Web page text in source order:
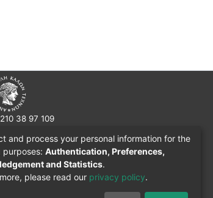
38 97 109
42, Τ.Κ. 10682, Αθήνα
and process your personal information for the
purposes: Authentication, Preferences,
and Statistics.
please read our privacy policy.